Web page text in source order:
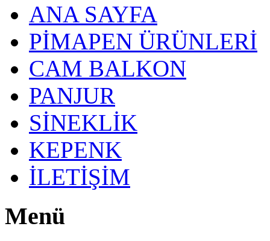
ANA SAYFA
PİMAPEN ÜRÜNLERİ
CAM BALKON
PANJUR
SİNEKLİK
KEPENK
İLETİŞİM
Menü